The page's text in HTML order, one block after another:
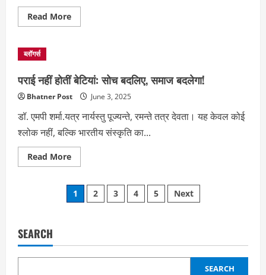
Read MoreRead
more
हैं
‘चुगलखोर’
ब्लॉगर्स
पराई नहीं होतीं बेटियां: सोच बदलिए, समाज बदलेगा!
Bhatner Post June 3, 2025
डॉ. एमपी शर्मा.यत्र नार्यस्तु पूज्यन्ते, रमन्ते तत्र देवता। यह केवल कोई
श्लोक नहीं, बल्कि भारतीय संस्कृति का...
Read MoreRead
more
नहीं
होतीं
बेटियां:
Posts
1 2 3 4 5 Next
SEARCH
SEARCH